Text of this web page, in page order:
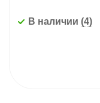
В наличии (4)